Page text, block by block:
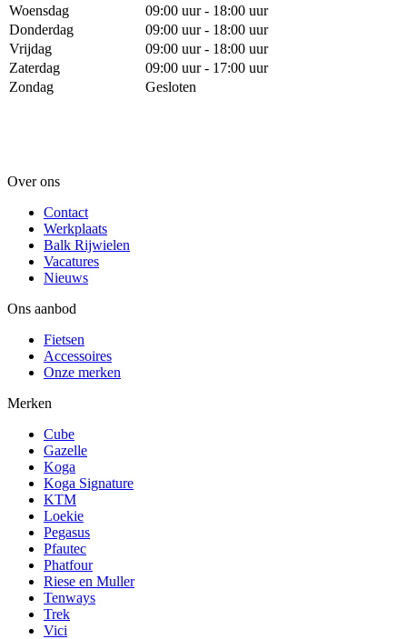
Woensdag
09:00 uur - 18:00 uur
Donderdag
09:00 uur - 18:00 uur
Vrijdag
09:00 uur - 18:00 uur
Zaterdag
09:00 uur - 17:00 uur
Zondag
Gesloten
Over ons
Contact
Werkplaats
Balk Rijwielen
Vacatures
Nieuws
Ons aanbod
Fietsen
Accessoires
Onze merken
Merken
Cube
Gazelle
Koga
Koga Signature
KTM
Loekie
Pegasus
Pfautec
Phatfour
Riese en Muller
Tenways
Trek
Vici